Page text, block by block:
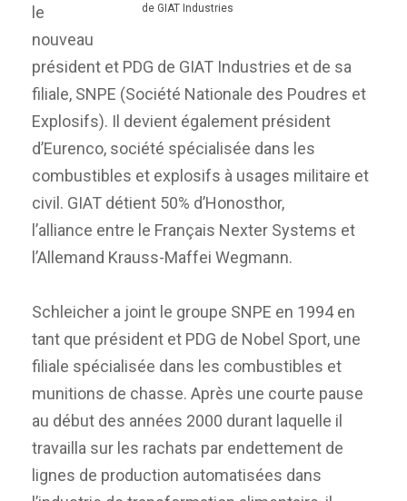
de GIAT Industries
le
nouveau
président et PDG de GIAT Industries et de sa
filiale, SNPE (Société Nationale des Poudres et
Explosifs). Il devient également président
d’Eurenco, société spécialisée dans les
combustibles et explosifs à usages militaire et
civil. GIAT détient 50% d’Honosthor,
l’alliance entre le Français Nexter Systems et
l’Allemand Krauss-Maffei Wegmann.
Schleicher a joint le groupe SNPE en 1994 en
tant que président et PDG de Nobel Sport, une
filiale spécialisée dans les combustibles et
munitions de chasse. Après une courte pause
au début des années 2000 durant laquelle il
travailla sur les rachats par endettement de
lignes de production automatisées dans